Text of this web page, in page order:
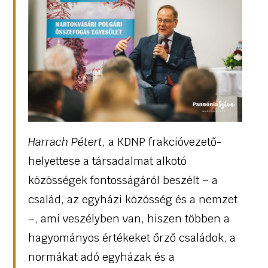
Harrach Pétert, a KDNP frakcióvezető-
helyettese a társadalmat alkotó
közösségek fontosságáról beszélt – a
család, az egyházi közösség és a nemzet
–, ami veszélyben van, hiszen többen a
hagyományos értékeket őrző családok, a
normákat adó egyházak és a